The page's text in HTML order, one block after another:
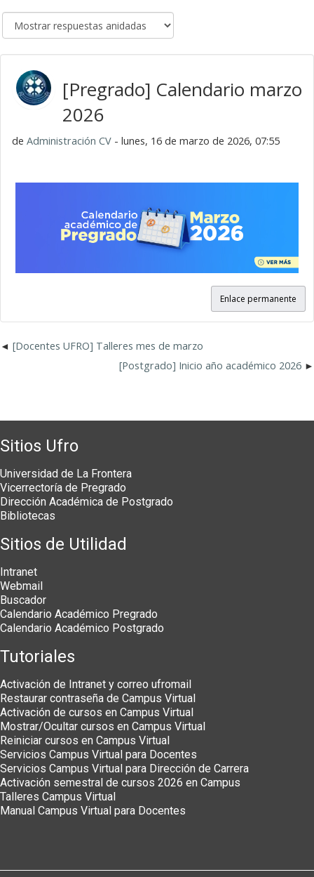
[Pregrado] Calendario marzo
2026
de Administración CV - lunes, 16 de marzo de 2026, 07:55
Enlace permanente
[Docentes UFRO] Talleres mes de marzo
[Postgrado] Inicio año académico 2026
Sitios Ufro
Universidad de La Frontera
Vicerrectoría de Pregrado
Dirección Académica de Postgrado
Bibliotecas
Sitios de Utilidad
Intranet
Webmail
Buscador
Calendario Académico Pregrado
Calendario Académico Postgrado
Tutoriales
Activación de Intranet y correo ufromail
Restaurar contraseña de Campus Virtual
Activación de cursos en Campus Virtual
Mostrar/Ocultar cursos en Campus Virtual
Reiniciar cursos en Campus Virtual
Servicios Campus Virtual para Docentes
Servicios Campus Virtual para Dirección de Carrera
Activación semestral de cursos 2026 en Campus
Talleres Campus Virtual
Manual Campus Virtual para Docentes